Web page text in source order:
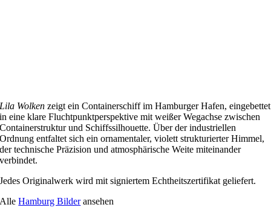
Lila Wolken zeigt ein Containerschiff im Hamburger Hafen, eingebettet
in eine klare Fluchtpunktperspektive mit weißer Wegachse zwischen
Containerstruktur und Schiffssilhouette. Über der industriellen
Ordnung entfaltet sich ein ornamentaler, violett strukturierter Himmel,
der technische Präzision und atmosphärische Weite miteinander
verbindet.
Jedes Originalwerk wird mit signiertem Echtheitszertifikat geliefert.
AlleHamburg Bilderansehen